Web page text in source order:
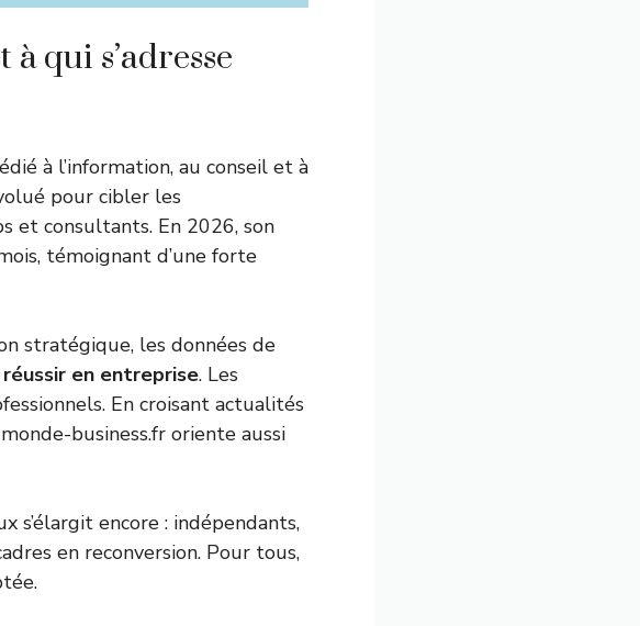
qui s’adresse
à l’information, au conseil et à
pour cibler les
et consultants. En 2026, son
témoignant d’une forte
stratégique, les données de
réussir en entreprise. Les
En croisant actualités
business.fr oriente aussi
s’élargit encore : indépendants,
en reconversion. Pour tous,